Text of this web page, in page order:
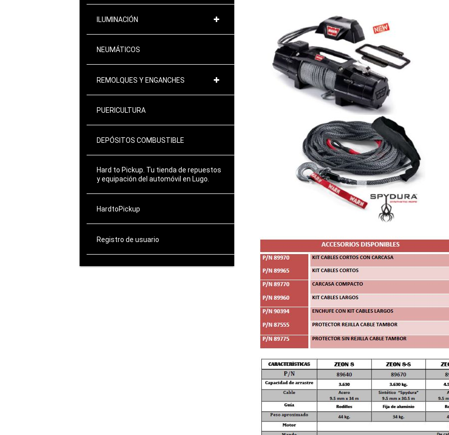
ILUMINACIÓN
NEUMÁTICOS
REMOLQUES Y ENGANCHES
PUERICULTURA
DEPÓSITOS COMBUSTIBLE
Hard to Pickup. Tu tienda de repuestos
y equipación del automóvil en Lugo.
HardtoPickup
Registro de usuario